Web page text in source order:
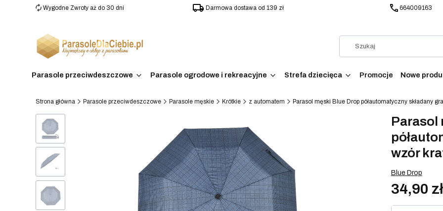
Wygodne Zwroty aż do 30 dni Darmowa dostawa od 139 zł 664009163
Parasole przeciwdeszczowe Parasole ogrodowe i rekreacyjne Strefa dziecięca Promocje Nowe
Strona główna Parasole przeciwdeszczowe Parasole męskie Krótkie z automatem Parasol męski Blue Drop półautomatyczny składany
Parasol
wzór
Blue Drop
34,90 zł